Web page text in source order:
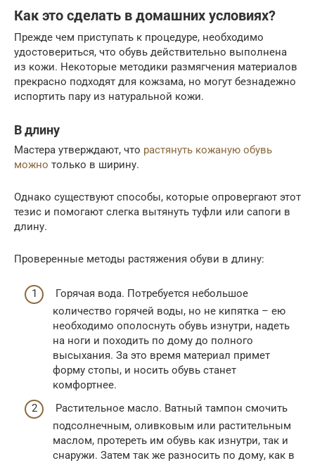
Как это сделать в домашних условиях?
Прежде чем приступать к процедуре, необходимо
удостовериться, что обувь действительно выполнена
из кожи. Некоторые методики размягчения материалов
прекрасно подходят для кожзама, но могут безнадежно
испортить пару из натуральной кожи.
В длину
Мастера утверждают, что растянуть кожаную обувь
можно только в ширину.
Однако существуют способы, которые опровергают этот
тезис и помогают слегка вытянуть туфли или сапоги в
длину.
Проверенные методы растяжения обуви в длину:
Горячая вода. Потребуется небольшое
количество горячей воды, но не кипятка – ею
необходимо ополоснуть обувь изнутри, надеть
на ноги и походить по дому до полного
высыхания. За это время материал примет
форму стопы, и носить обувь станет
комфортнее.
Растительное масло. Ватный тампон смочить
подсолнечным, оливковым или растительным
маслом, протереть им обувь как изнутри, так и
снаружи. Затем так же разносить по дому, как в